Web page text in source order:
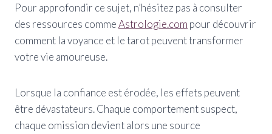
Pour approfondir ce sujet, n’hésitez pas à consulter
des ressources commeAstrologie.com pour découvrir
comment la voyance et le tarot peuvent transformer
votre vie amoureuse.
Lorsque la confiance est érodée, les effets peuvent
être dévastateurs. Chaque comportement suspect,
chaque omission devient alors une source